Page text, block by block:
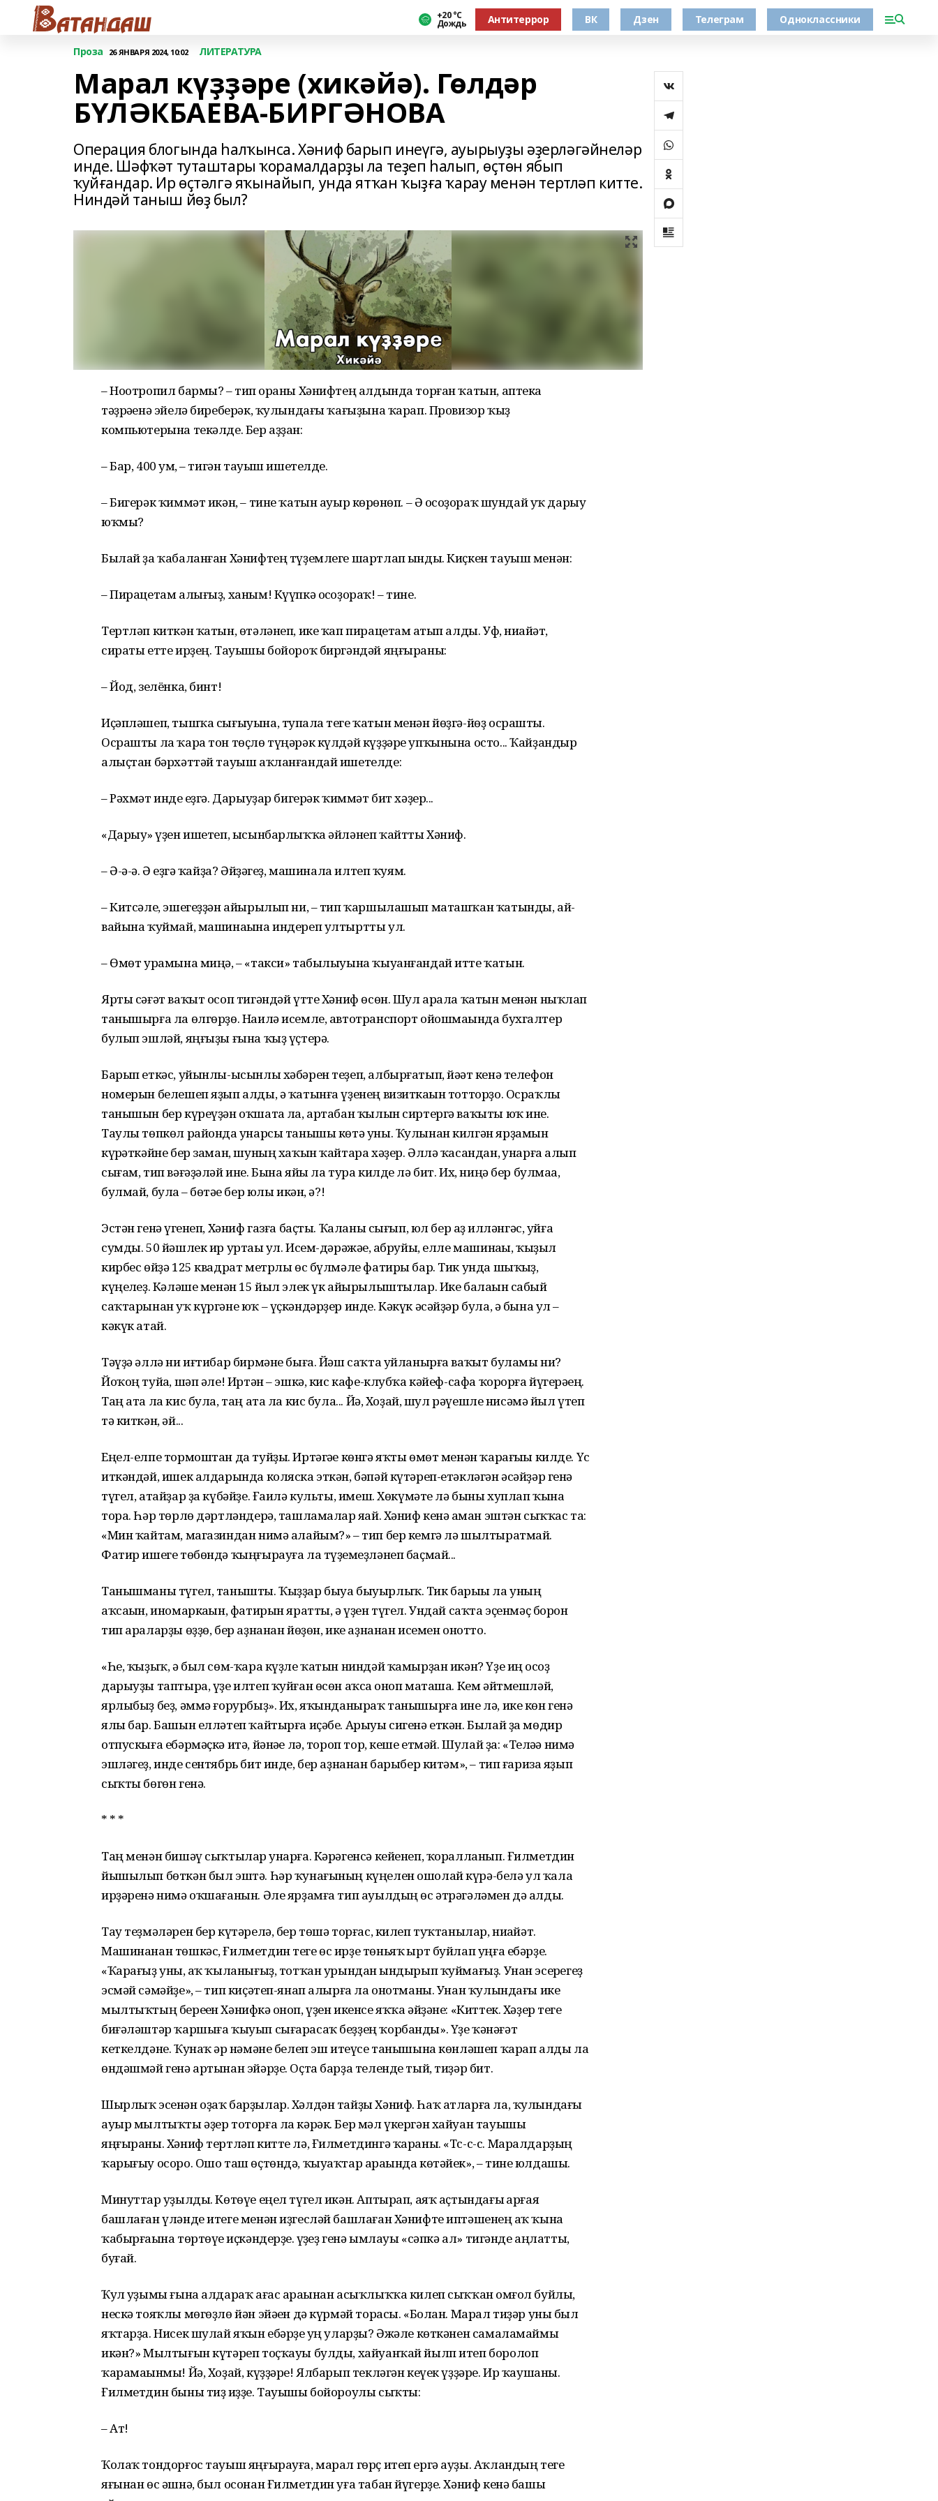
+20 °С
Дождь Антитеррор ВК Дзен Телеграм Одноклассники
Проза 26 ЯНВАРЯ 2024, 10:02 ЛИТЕРАТУРА
Марал күҙҙәре (хикәйә). Гөлдәр
БҮЛӘКБАЕВА-БИРГӘНОВА
Операция блогында һалҡынса. Хәниф барып инеүгә, ауырыуҙы әҙерләгәйнеләр
инде. Шәфҡәт туташтары ҡорамалдарҙы ла теҙеп һалып, өҫтөн ябып
ҡуйғандар. Ир өҫтәлгә яҡынайып, унда ятҡан ҡыҙға ҡарау менән тертләп китте.
Ниндәй таныш йөҙ был?
– Ноотропил бармы? – тип һораны Хәнифтең алдында торған ҡатын, аптека
тәҙрәһенә эйелә биреберәк, ҡулындағы ҡағыҙына ҡарап. Провизор ҡыҙ
компьютерына текәлде. Бер аҙҙан:
– Бар, 400 һум, – тигән тауыш ишетелде.
– Бигерәк ҡиммәт икән, – тине ҡатын ауыр көрһөнөп. – Ә осһоҙораҡ шундай уҡ дарыу
юҡмы?
Былай ҙа ҡабаланған Хәнифтең түҙемлеге шартлап һынды. Киҫкен тауыш менән:
– Пирацетам алығыҙ, ханым! Күүпкә осһоҙораҡ! – тине.
Тертләп киткән ҡатын, өтәләнеп, ике ҡап пирацетам һатып алды. Уф, ниһайәт,
сираты етте ирҙең. Тауышы бойороҡ биргәндәй яңғыраны:
– Йод, зелёнка, бинт!
Иҫәпләшеп, тышҡа сығыуына, тупһала теге ҡатын менән йөҙгә-йөҙ осрашты.
Осрашты ла ҡара тон төҫлө түңәрәк күлдәй күҙҙәре упҡынына осто... Ҡайҙандыр
алыҫтан бәрхәттәй тауыш аҡланғандай ишетелде:
– Рәхмәт инде һеҙгә. Дарыуҙар бигерәк ҡиммәт бит хәҙер...
«Дарыу» һүҙен ишетеп, ысынбарлыҡҡа әйләнеп ҡайтты Хәниф.
– Ә-ә-ә. Ә һеҙгә ҡайҙа? Әйҙәгеҙ, машинала илтеп ҡуям.
– Китсәле, эшегеҙҙән айырылып ни, – тип ҡаршылашып маташҡан ҡатынды, ай-
вайына ҡуймай, машинаһына индереп ултыртты ул.
– Өмөт урамына миңә, – «такси» табылыуына ҡыуанғандай итте ҡатын.
Ярты сәғәт ваҡыт осоп тигәндәй үтте Хәниф өсөн. Шул арала ҡатын менән ныҡлап
танышырға ла өлгөрҙө. Наилә исемле, автотранспорт ойошмаһында бухгалтер
булып эшләй, яңғыҙы ғына ҡыҙ үҫтерә.
Барып еткәс, уйынлы-ысынлы хәбәрен теҙеп, албырғатып, йәһәт кенә телефон
номерын белешеп яҙып алды, ә ҡатынға үҙенең визиткаһын тотторҙо. Осраҡлы
танышын бер күреүҙән оҡшатһа ла, артабан ҡылын сиртергә ваҡыты юҡ ине.
Таулы төпкөл районда һунарсы танышы көтә уны. Ҡулынан килгән ярҙамын
күрһәткәйне бер заман, шуның хаҡын ҡайтара хәҙер. Әллә ҡасандан, һунарға алып
сығам, тип вәғәҙәләй ине. Бына яйы ла тура килде лә бит. Их, ниңә бер булмаһа,
булмай, булһа – бөтәһе бер юлы икән, ә?!
Эстән генә һүгенеп, Хәниф газға баҫты. Ҡаланы сығып, юл бер аҙ һилләнгәс, уйға
сумды. 50 йәшлек ир уртаһы ул. Исем-дәрәжәһе, абруйы, елле машинаһы, ҡыҙыл
кирбес өйҙә 125 квадрат метрлы өс бүлмәле фатиры бар. Тик унда шыҡһыҙ,
күңелһеҙ. Кәләше менән 15 йыл элек үк айырылыштылар. Ике балаһын сабый
саҡтарынан уҡ күргәне юҡ – үҫкәндәрҙер инде. Кәкүк әсәйҙәр була, ә бына ул –
кәкүк атай.
Тәүҙә әллә ни иғтибар бирмәне быға. Йәш саҡта уйланырға ваҡыт буламы ни?
Йоҡоң туйһа, шәп әле! Иртән – эшкә, кис кафе-клубҡа кәйеф-сафа ҡорорға йүгерәһең.
Таң ата ла кис була, таң ата ла кис була... Йә, Хоҙай, шул рәүешле нисәмә йыл үтеп
тә киткән, әй...
Еңел-елпе тормоштан да туйҙы. Иртәгәһе көнгә яҡты өмөт менән ҡарағыһы килде. Үс
иткәндәй, ишек алдарында коляска эткән, бәпәй күтәреп-етәкләгән әсәйҙәр генә
түгел, атайҙар ҙа күбәйҙе. Ғаилә культы, имеш. Хөкүмәте лә быны хуплап ҡына
тора. Һәр төрлө дәртләндерә, ташламалар яһай. Хәниф кенә һаман эштән сыҡҡас та:
«Мин ҡайтам, магазиндан нимә алайым?» – тип бер кемгә лә шылтыратмай.
Фатир ишеге төбөндә ҡыңғырауға ла түҙемһеҙләнеп баҫмай...
Танышманы түгел, танышты. Ҡыҙҙар быуа быуырлыҡ. Тик барыһы ла уның
аҡсаһын, иномаркаһын, фатирын яратты, ә үҙен түгел. Ундай саҡта эҫенмәҫ борон
тип араларҙы өҙҙө, бер аҙнанан йөҙөн, ике аҙнанан исемен онотто.
«Һе, ҡыҙыҡ, ә был сөм-ҡара күҙле ҡатын ниндәй ҡамырҙан икән? Үҙе иң осһоҙ
дарыуҙы таптыра, үҙе илтеп ҡуйған өсөн аҡса һоноп маташа. Кем әйтмешләй,
ярлыбыҙ беҙ, әммә ғорурбыҙ». Их, яҡынданыраҡ танышырға ине лә, ике көн генә
ялы бар. Башын елләтеп ҡайтырға иҫәбе. Арыуы сигенә еткән. Былай ҙа мөдир
отпускыға ебәрмәҫкә итә, йәнәһе лә, тороп тор, кеше етмәй. Шулай ҙа: «Теләһә нимә
эшләгеҙ, инде сентябрь бит инде, бер аҙнанан барыбер китәм», – тип ғариза яҙып
сыҡты бөгөн генә.
* * *
Таң менән бишәү сыҡтылар һунарға. Кәрәгенсә кейенеп, ҡоралланып. Ғилметдин
йышылып бөткән был эштә. Һәр ҡунағының күңелен ошолай күрә-белә ул ҡала
ирҙәренә нимә оҡшағанын. Әле ярҙамға тип ауылдың өс әтрәгәләмен дә алды.
Тау теҙмәләрен бер күтәрелә, бер төшә торғас, килеп туҡтанылар, ниһайәт.
Машинанан төшкәс, Ғилметдин теге өс ирҙе төньяҡ һырт буйлап уңға ебәрҙе.
«Ҡарағыҙ уны, һаҡ ҡыланығыҙ, тотҡан урындан һындырып ҡуймағыҙ. Унан эсерһегеҙ
эсмәй сәмәйҙе», – тип киҫәтеп-янап алырға ла онотманы. Унан ҡулындағы ике
мылтыҡтың береһен Хәнифкә һоноп, үҙен икенсе яҡҡа әйҙәне: «Киттек. Хәҙер теге
биғәләштәр ҡаршыға ҡыуып сығарасаҡ беҙҙең ҡорбанды». Үҙе ҡәнәғәт
кеткелдәне. Ҡунаҡ һәр нәмәне белеп эш итеүсе танышына көнләшеп ҡарап алды ла
өндәшмәй генә артынан эйәрҙе. Оҫта барҙа теленде тый, тиҙәр бит.
Шырлыҡ эсенән оҙаҡ барҙылар. Хәлдән тайҙы Хәниф. Һаҡ атларға ла, ҡулындағы
ауыр мылтыҡты әҙер тоторға ла кәрәк. Бер мәл үкергән хайуан тауышы
яңғыраны. Хәниф тертләп китте лә, Ғилметдингә ҡараны. «Тс-с-с. Маралдарҙың
ҡарығыу осоро. Ошо таш өҫтөндә, ҡыуаҡтар араһында көтәйек», – тине юлдашы.
Минуттар һуҙылды. Көтөүе еңел түгел икән. Аптырап, аяҡ аҫтындағы һарғая
башлаған үләнде итеге менән иҙгесләй башлаған Хәнифте иптәшенең һаҡ ҡына
ҡабырғаһына төртөүе һиҫкәндерҙе. һүҙһеҙ генә ымлауы «сәпкә ал» тигәнде аңлатты,
буғай.
Ҡул һуҙымы ғына алдараҡ ағас араһынан асыҡлыҡҡа килеп сыҡҡан һомғол буйлы,
нескә тояҡлы мөгөҙлө йән эйәһен дә күрмәй торасы. «Болан. Марал тиҙәр уны был
яҡтарҙа. Нисек шулай яҡын ебәрҙе һуң уларҙы? Әжәле көткәнен самаламаймы
икән?» Мылтығын күтәреп тоҫҡауы булды, хайуанҡай йылп итеп боролоп
ҡарамаһынмы! Йә, Хоҙай, күҙҙәре! Ялбарып текләгән кеүек үҙҙәре. Ир ҡаушаны.
Ғилметдин быны тиҙ һиҙҙе. Тауышы бойороулы сыҡты:
– Ат!
Ҡолаҡ тондорғос тауыш яңғырауға, марал гөрҫ итеп ергә ауҙы. Аҡландың теге
яғынан өс әшнә, был осонан Ғилметдин уға табан йүгерҙе. Хәниф кенә башы